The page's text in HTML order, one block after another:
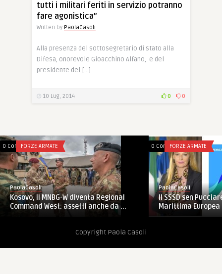
tutti i militari feriti in servizio potranno
fare agonistica”
Written by PaolaCasoli
Alla presenza del sottosegretario di stato alla
Difesa, onorevole Gioacchino Alfano, e del
presidente del […]
10 Lug, 2014 0 0
0 CommentsFORZE ARMATE
PaolaCasoli
Kosovo, il MNBG-W diventa Regional
Command West: assetti anche da ...
0 CommentsFORZE ARMATE
PaolaCasoli
Il SSSD sen
Marittima Europea
Copyright Paola Casoli